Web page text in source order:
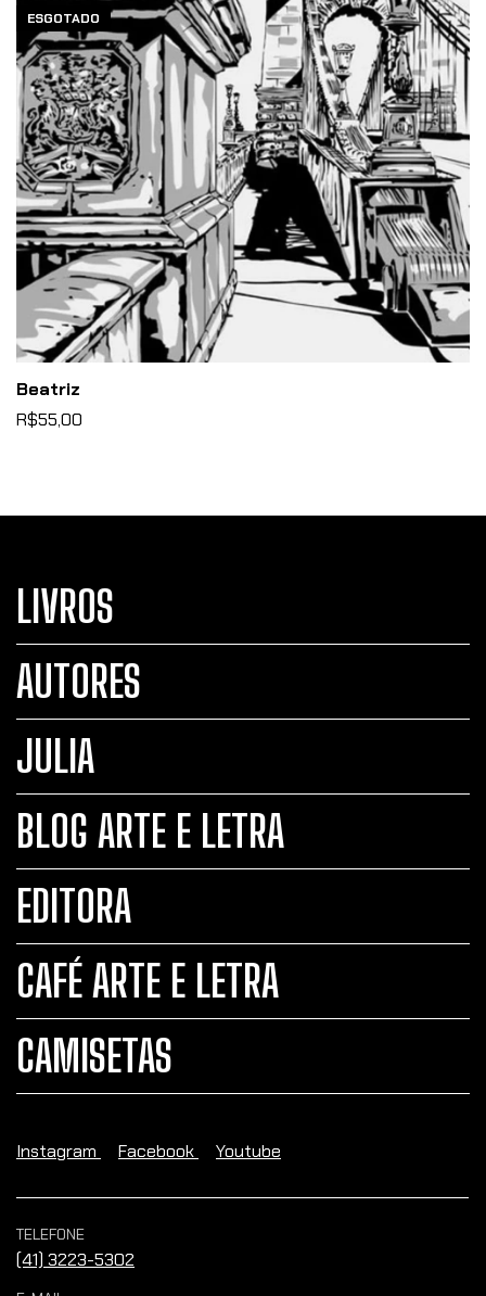
ESGOTADO
Beatriz
R$55,00
LIVROS
AUTORES
JULIA
BLOG ARTE E LETRA
EDITORA
CAFÉ ARTE E LETRA
CAMISETAS
Instagram Facebook Youtube
TELEFONE
(41) 3223-5302